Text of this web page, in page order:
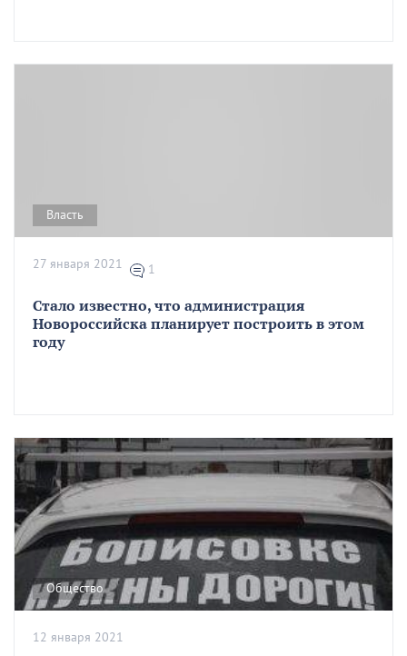
Власть
Стало известно, что администрация
Новороссийска планирует построить в этом
году
27 января 2021 1
Общество
12 января 2021